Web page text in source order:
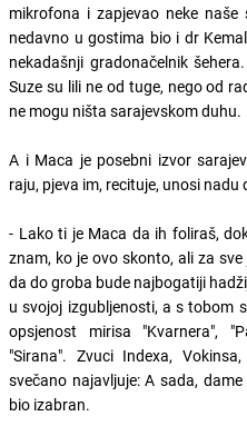
mikrofona i zapjevao neke
nedavno u gostima bio i dr
nekadašnji gradonačelnik
Suze su lili ne od tuge, nego od
ne mogu ništa sarajevskom duhu.
A i Maca je posebni izvor
raju, pjeva im, recituje, unosi
- Lako ti je Maca da ih foliraš,
znam, ko je ovo skonto, ali za
da do groba bude najbogatiji
u svojoj izgubljenosti, a s tobom
opsjenost mirisa "Kvarnera",
"Sirana". Zvuci Indexa,
svečano najavljuje: A sada,
bio izabran.